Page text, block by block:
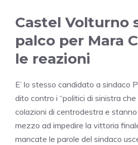
Castel Volturno
palco per Mara
le reazioni
E’ lo stesso candidato a sindaco
dito contro i “politici di sinistra
colazioni di centrodestra e
mezzo ad impedire la vittoria
mancate le parole del sindaco